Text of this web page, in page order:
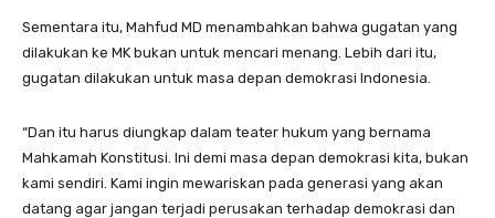
Sementara itu, Mahfud MD menambahkan bahwa gugatan yang
dilakukan ke MK bukan untuk mencari menang. Lebih dari itu,
gugatan dilakukan untuk masa depan demokrasi Indonesia.
“Dan itu harus diungkap dalam teater hukum yang bernama
Mahkamah Konstitusi. Ini demi masa depan demokrasi kita, bukan
kami sendiri. Kami ingin mewariskan pada generasi yang akan
datang agar jangan terjadi perusakan terhadap demokrasi dan